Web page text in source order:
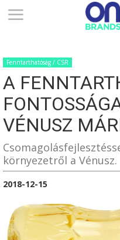
ONBRANDS
–
ÉRTÉK
ALAPON
Fenntarthatóság / CSR
A
VÉNUSZ
környezetről a Vénusz.
2018-12-15